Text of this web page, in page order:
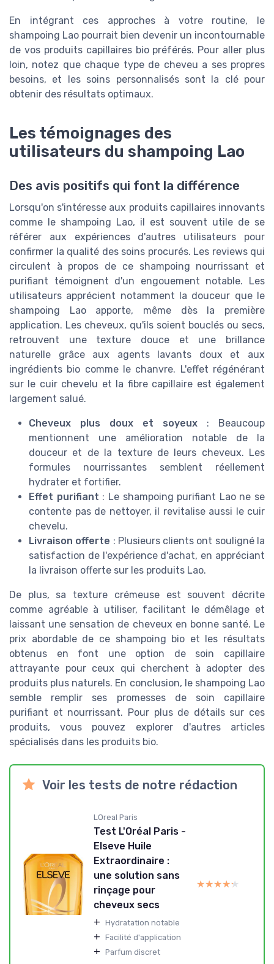
En intégrant ces approches à votre routine, le
shampoing Lao pourrait bien devenir un incontournable
de vos produits capillaires bio préférés. Pour aller plus
loin, notez que chaque type de cheveu a ses propres
besoins, et les soins personnalisés sont la clé pour
obtenir des résultats optimaux.
Les témoignages des
utilisateurs du shampoing Lao
Des avis positifs qui font la différence
Lorsqu'on s'intéresse aux produits capillaires innovants
comme le shampoing Lao, il est souvent utile de se
référer aux expériences d'autres utilisateurs pour
confirmer la qualité des soins procurés. Les reviews qui
circulent à propos de ce shampoing nourrissant et
purifiant témoignent d'un engouement notable. Les
utilisateurs apprécient notamment la douceur que le
shampoing Lao apporte, même dès la première
application. Les cheveux, qu'ils soient bouclés ou secs,
retrouvent une texture douce et une brillance
naturelle grâce aux agents lavants doux et aux
ingrédients bio comme le chanvre. L'effet régénérant
sur le cuir chevelu et la fibre capillaire est également
largement salué.
Cheveux plus doux et soyeux : Beaucoup
mentionnent une amélioration notable de la
douceur et de la texture de leurs cheveux. Les
formules nourrissantes semblent réellement
hydrater et fortifier.
Effet purifiant : Le shampoing purifiant Lao ne se
contente pas de nettoyer, il revitalise aussi le cuir
chevelu.
Livraison offerte : Plusieurs clients ont souligné la
satisfaction de l'expérience d'achat, en appréciant
la livraison offerte sur les produits Lao.
De plus, sa texture crémeuse est souvent décrite
comme agréable à utiliser, facilitant le démêlage et
laissant une sensation de cheveux en bonne santé. Le
prix abordable de ce shampoing bio et les résultats
obtenus en font une option de soin capillaire
attrayante pour ceux qui cherchent à adopter des
produits plus naturels. En conclusion, le shampoing Lao
semble remplir ses promesses de soin capillaire
purifiant et nourrissant. Pour plus de détails sur ces
produits, vous pouvez explorer d'autres articles
spécialisés dans les produits bio.
Voir les tests de notre rédaction
LOreal Paris
Test L'Oréal Paris -
Elseve Huile
Extraordinaire :
une solution sans
rinçage pour
cheveux secs
+ Hydratation notable
+ Facilité d'application
+ Parfum discret
★★★★★
★★★★★